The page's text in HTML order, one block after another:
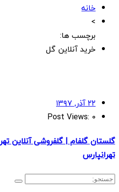
خانه
>
برچسب ها:
خرید آنلاین گل
۲۲ آذر, ۱۳۹۷
Post Views: 0
گلستان گلفام | گلفروشی آنلاین
تهرانپارس